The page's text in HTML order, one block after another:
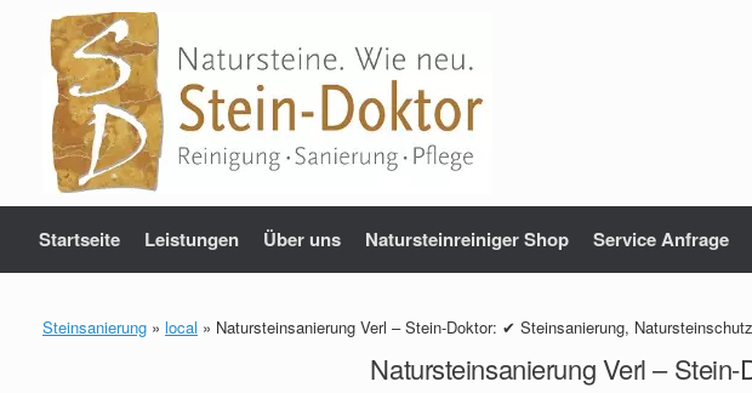
springen
Startseite Leistungen Über uns Natursteinreiniger Shop Service Anfrage
Steinsanierung » local » Natursteinsanierung Verl – Stein-Doktor: ✔ Steinsanierung,
Natursteinsanierung Verl –